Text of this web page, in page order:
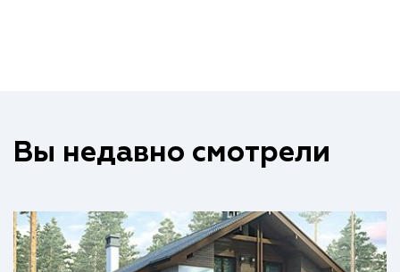
Вы недавно смотрели